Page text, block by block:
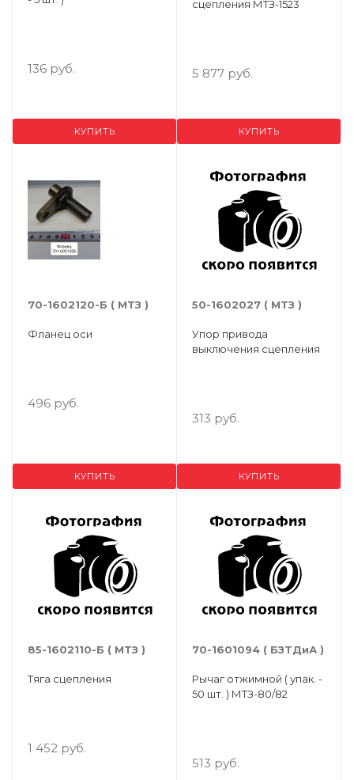
136 руб.
КУПИТЬ
сцепления МТЗ-1523
5 877 руб.
КУПИТЬ
70-1602120-Б ( МТЗ )
Фланец оси
496 руб.
КУПИТЬ
50-1602027 ( МТЗ )
Упор привода
выключения сцепления
313 руб.
КУПИТЬ
85-1602110-Б ( МТЗ )
Тяга сцепления
1 452 руб.
70-1601094 ( БЗТДиА )
Рычаг отжимной ( упак. -
50 шт. ) МТЗ-80/82
513 руб.